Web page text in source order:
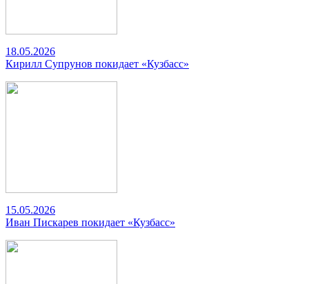
18.05.2026
Кирилл Супрунов покидает «Кузбасс»
15.05.2026
Иван Пискарев покидает «Кузбасс»